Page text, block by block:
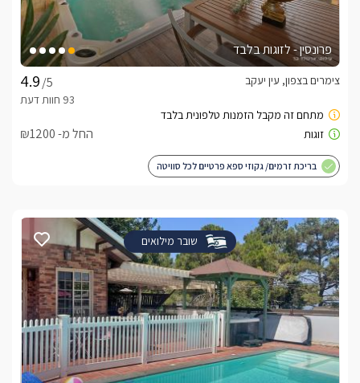
פרונסין - לזוגות בלבד
/5
צימרים בצפון, עין יעקב
החל מ- ₪1200
בריכת זרמים/ גקוזי ספא פרטיים לכל סוויטה
שובר מילואים